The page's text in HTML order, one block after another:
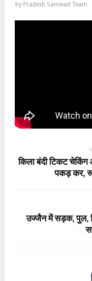
by Pradesh Samwad Team
किला बंदी टिकट चेकिंग
पकड़ कर,
उज्जैन में सड़क, पुल,